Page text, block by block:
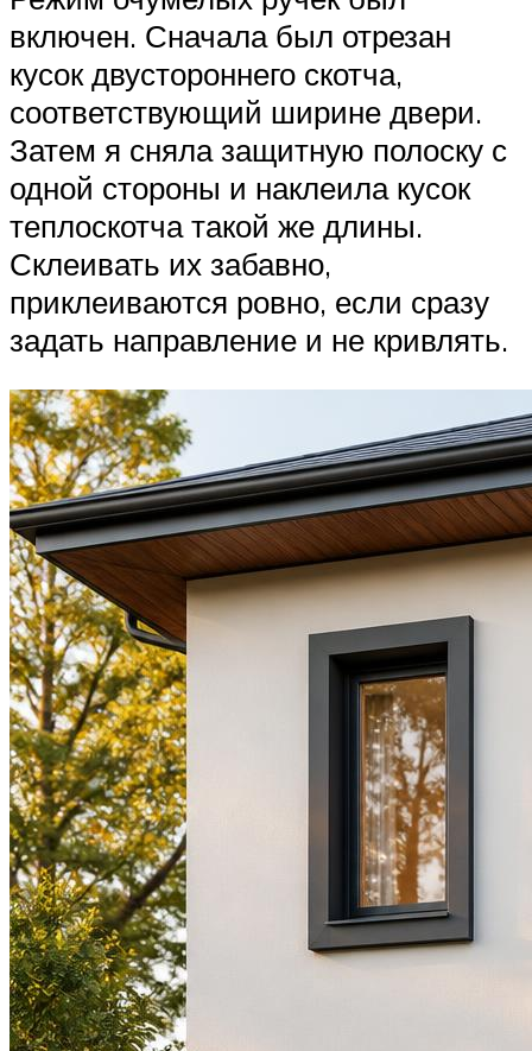
включен. Сначала был отрезан
кусок двустороннего скотча,
соответствующий ширине двери.
Затем я сняла защитную полоску с
одной стороны и наклеила кусок
теплоскотча такой же длины.
Склеивать их забавно,
приклеиваются ровно, если сразу
задать направление и не кривлять.